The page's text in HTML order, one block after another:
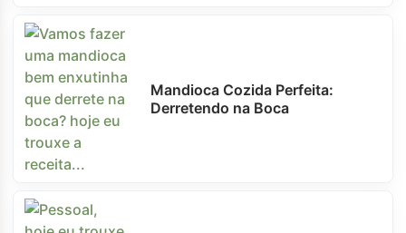
Mandioca Cozida Perfeita:
Derretendo na Boca